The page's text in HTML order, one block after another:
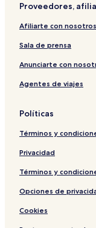
Proveedores,
Afiliarte con nosotros
Sala de prensa
Anunciarte con
Agentes de viajes
Políticas
Términos y
Privacidad
Términos y
Opciones de
Cookies